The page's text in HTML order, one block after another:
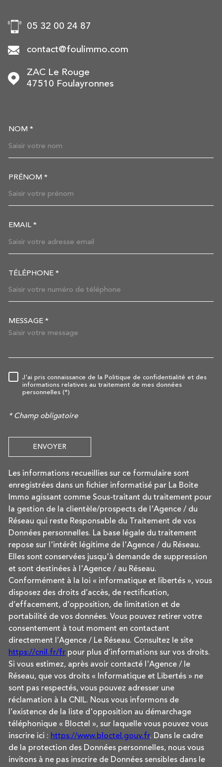
05 32 00 24 87
contact@foulimmo.com
ZAC Le Rouge
47510
Foulayronnes
NOM *
PRÉNOM *
EMAIL *
TÉLÉPHONE *
MESSAGE *
RÈGLEMENTATION
J'ai pris connaissance de la Politique de confidentialité et des
informations relatives au traitement de mes données
personnelles (*)
* Champ obligatoire
ENVOYER
Les informations recueillies sur ce formulaire sont
enregistrées dans un fichier informatisé par La Boite
Immo agissant comme Sous-traitant du traitement pour
la gestion de la clientèle/prospects de l'Agence / du
Réseau qui reste Responsable du Traitement de vos
Données personnelles. La base légale du traitement
repose sur l'intérêt légitime de l'Agence / du Réseau.
Elles sont conservées jusqu'à demande de suppression
et sont destinées à l'Agence / au Réseau.
Conformément à la loi « informatique et libertés », vous
disposez des droits d’accès, de rectification,
d’effacement, d’opposition, de limitation et de
portabilité de vos données. Vous pouvez retirer votre
consentement à tout moment en contactant
directement l’Agence / Le Réseau. Consultez le site
https://cnil.fr/fr pour plus d’informations sur vos droits.
Si vous estimez, après avoir contacté l'Agence / le
Réseau, que vos droits « Informatique et Libertés » ne
sont pas respectés, vous pouvez adresser une
réclamation à la CNIL. Nous vous informons de
l’existence de la liste d'opposition au démarchage
téléphonique « Bloctel », sur laquelle vous pouvez vous
inscrire ici : https://www.bloctel.gouv.fr. Dans le cadre
de la protection des Données personnelles, nous vous
invitons à ne pas inscrire de Données sensibles dans le